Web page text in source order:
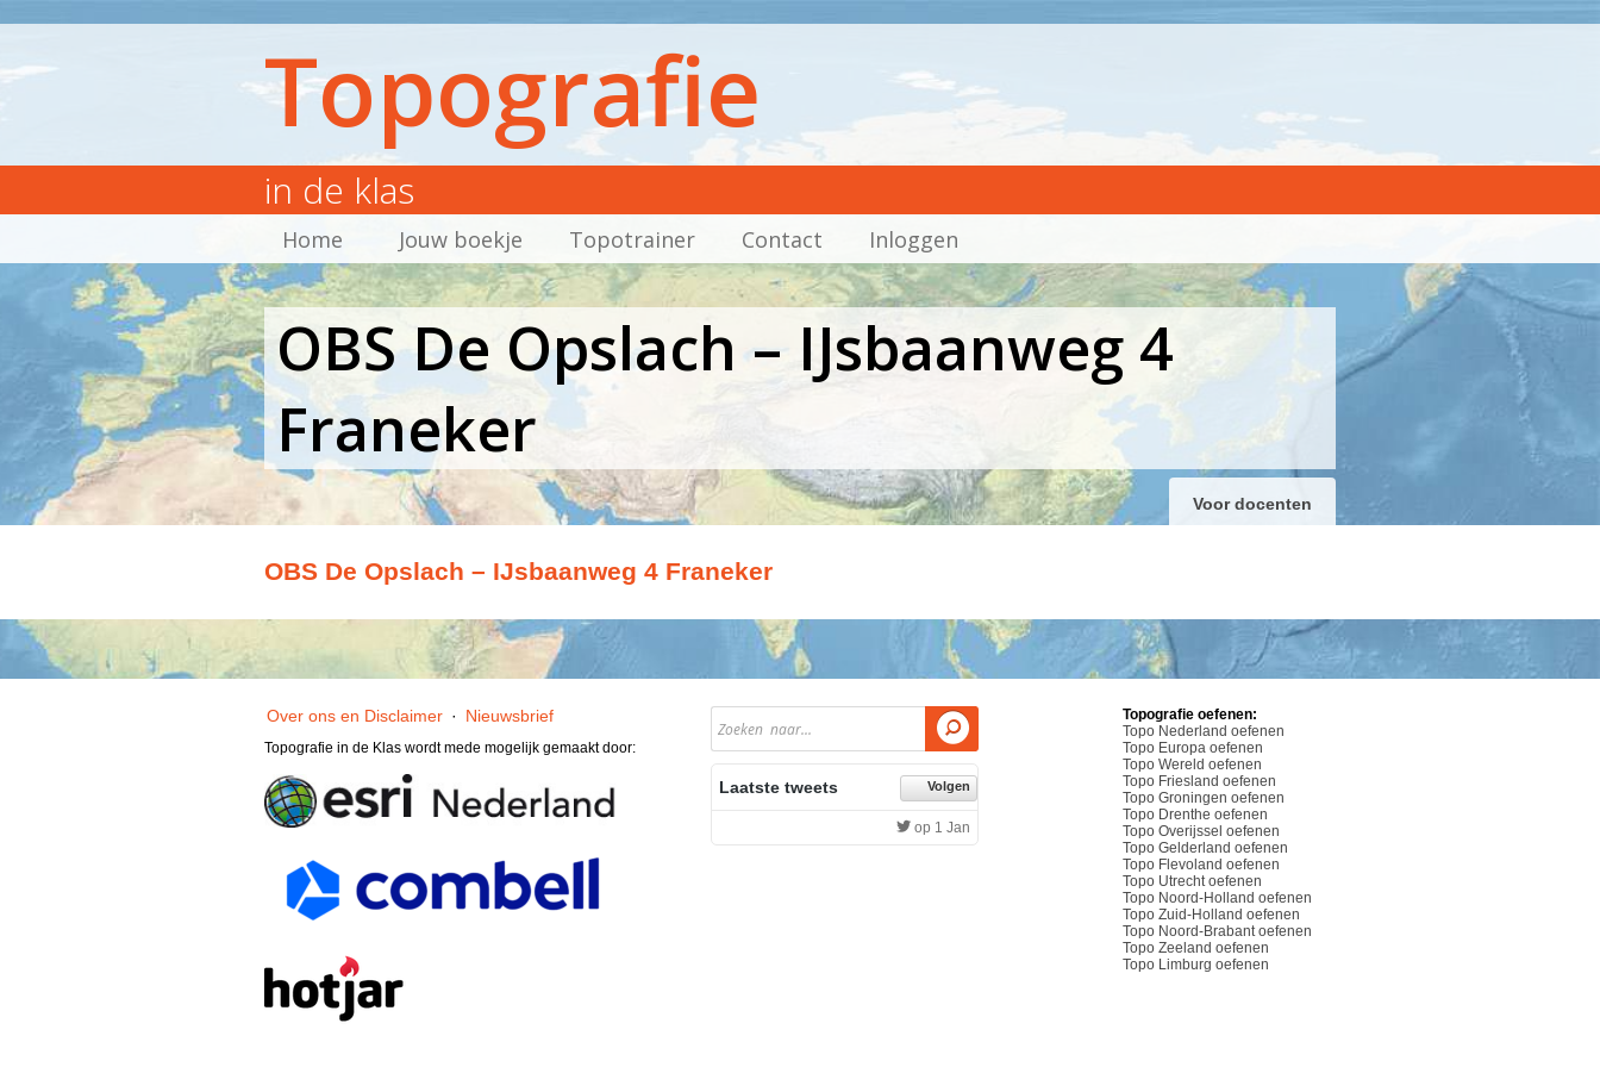
Topografie
in de klas
Home Jouw boekje Topotrainer Contact Inloggen
OBS De Opslach – IJsbaanweg 4
Franeker
Voor docenten
OBS De Opslach – IJsbaanweg 4 Franeker
Over ons en Disclaimer · Nieuwsbrief
Topografie in de Klas wordt mede mogelijk gemaakt door:

Laatste tweets Volgen
op 1 Jan
Topografie oefenen:
Topo Nederland oefenen
Topo Europa oefenen
Topo Wereld oefenen
Topo Friesland oefenen
Topo Groningen oefenen
Topo Drenthe oefenen
Topo Overijssel oefenen
Topo Gelderland oefenen
Topo Flevoland oefenen
Topo Utrecht oefenen
Topo Noord-Holland oefenen
Topo Zuid-Holland oefenen
Topo Noord-Brabant oefenen
Topo Zeeland oefenen
Topo Limburg oefenen